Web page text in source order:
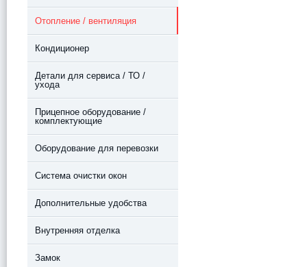
Отопление / вентиляция
Кондиционер
Детали для сервиса / ТО /
ухода
Прицепное оборудование /
комплектующие
Оборудование для перевозки
Система очистки окон
Дополнительные удобства
Внутренняя отделка
Замок